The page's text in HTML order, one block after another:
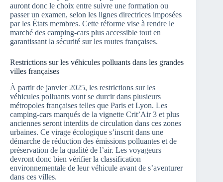
auront donc le choix entre suivre une formation ou
passer un examen, selon les lignes directrices imposées
par les États membres. Cette réforme vise à rendre le
marché des camping-cars plus accessible tout en
garantissant la sécurité sur les routes françaises.
Restrictions sur les véhicules polluants dans les grandes
villes françaises
À partir de janvier 2025, les restrictions sur les
véhicules polluants vont se durcir dans plusieurs
métropoles françaises telles que Paris et Lyon. Les
camping-cars marqués de la vignette Crit’Air 3 et plus
anciennes seront interdits de circulation dans ces zones
urbaines. Ce virage écologique s’inscrit dans une
démarche de réduction des émissions polluantes et de
préservation de la qualité de l’air. Les voyageurs
devront donc bien vérifier la classification
environnementale de leur véhicule avant de s’aventurer
dans ces villes.